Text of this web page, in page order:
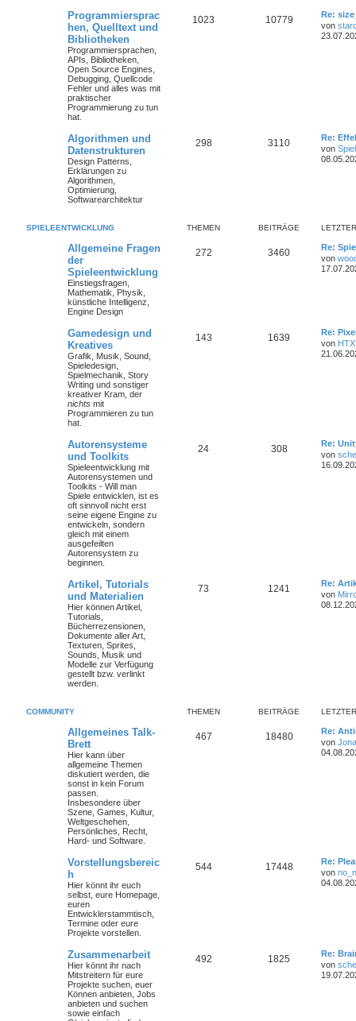
Programmiersprac
hen, Quelltext und
Bibliotheken
Programmiersprachen,
APIs, Bibliotheken,
Open Source Engines,
Debugging, Quellcode
Fehler und alles was mit
praktischer
Programmierung zu tun
hat.
1023 10779
Re:
von
Algorithmen und
Datenstrukturen
Design Patterns,
Erklärungen zu
Algorithmen,
Optimierung,
Softwarearchitektur
298 3110
Re:
von
SPIELEENTWICKLUNG THEMEN BEITRÄGE
Allgemeine Fragen
der
Spieleentwicklung
Einstiegsfragen,
Mathematik, Physik,
künstliche Intelligenz,
Engine Design
272 3460
Re:
von
Gamedesign und
Kreatives
Grafik, Musik, Sound,
Spieledesign,
Spielmechanik, Story
Writing und sonstiger
kreativer Kram, der
nichts mit
Programmieren zu tun
hat.
143 1639
Re:
von HTX
Autorensysteme
und Toolkits
Spieleentwicklung mit
Autorensystemen und
Toolkits - Will man
Spiele entwicklen, ist es
oft sinnvoll nicht erst
seine eigene Engine zu
entwickeln, sondern
gleich mit einem
ausgefeilten
Autorensystem zu
beginnen.
24 308
Re:
von
Artikel, Tutorials
und Materialien
Hier können Artikel,
Tutorials,
Bücherrezensionen,
Dokumente aller Art,
Texturen, Sprites,
Sounds, Musik und
Modelle zur Verfügung
gestellt bzw. verlinkt
werden.
73 1241
Re:
von
COMMUNITY THEMEN BEITRÄGE
Allgemeines Talk-
Brett
Hier kann über
allgemeine Themen
diskutiert werden, die
sonst in kein Forum
passen.
Insbesondere über
Szene, Games, Kultur,
Weltgeschehen,
Persönliches, Recht,
Hard- und Software.
467 18480
Re:
von
Vorstellungsbereic
h
Hier könnt ihr euch
selbst, eure Homepage,
euren
Entwicklerstammtisch,
Termine oder eure
Projekte vorstellen.
544 17448
Re:
von
Zusammenarbeit
Hier könnt ihr nach
Mitstreitern für eure
Projekte suchen, euer
Können anbieten, Jobs
anbieten und suchen
sowie einfach
492 1825
Re:
von